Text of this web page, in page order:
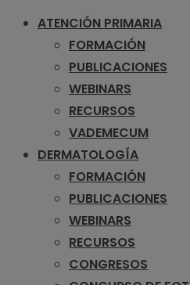
ATENCIÓN PRIMARIA
FORMACIÓN
PUBLICACIONES
WEBINARS
RECURSOS
VADEMECUM
DERMATOLOGÍA
FORMACIÓN
PUBLICACIONES
WEBINARS
RECURSOS
CONGRESOS